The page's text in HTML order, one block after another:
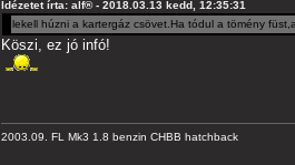
Idézetet írta: alf® - 2018.03.13 kedd, 12:35:31
lekell húzni a kartergáz csövet.Ha tódul a tömény
Köszi, ez jó infó!
2003.09. FL Mk3 1.8 benzin CHBB hatchback